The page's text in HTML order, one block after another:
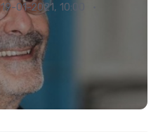
19-01-2021, 10:00